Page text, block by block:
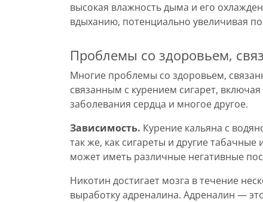
высокая влажность дыма и его
вдыханию, потенциально увеличивая
Проблемы со здоровьем,
Многие проблемы со здоровьем,
связанным с курением сигарет,
заболевания сердца и многое другое.
Зависимость. Курение кальяна с
так же, как сигареты и другие
может иметь различные негативные
Никотин достигает мозга в течение
выработку адреналина. Адреналин —